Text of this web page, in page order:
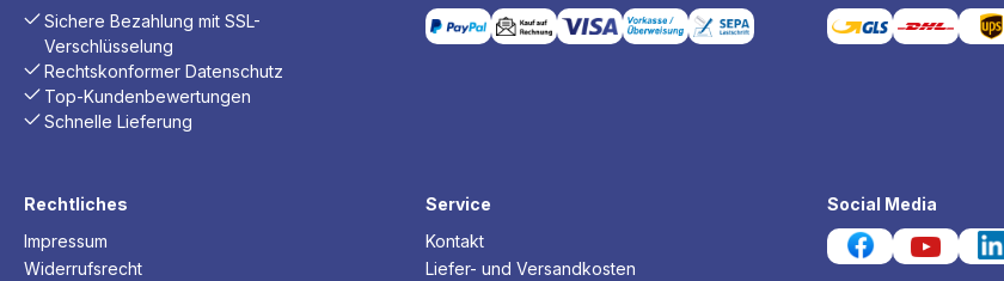
Sichere Bezahlung mit SSL-
Verschlüsselung
Rechtskonformer Datenschutz
Top-Kundenbewertungen
Schnelle Lieferung
Rechtliches
Impressum
Widerrufsrecht
Service
Kontakt
Liefer- und Versandkosten
Social Media